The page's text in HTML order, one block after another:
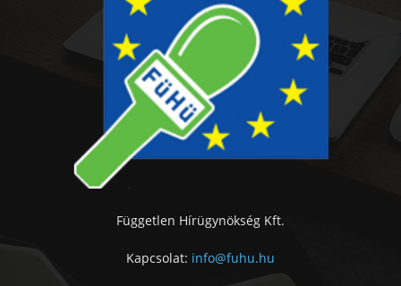
Független Hírügynökség Kft.
Kapcsolat: info@fuhu.hu